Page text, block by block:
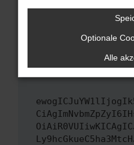
Wende dich an den
Wenn du alle oben
hast, kontaktiere uns
versuchen, das
uns diesen Text
Optionale
Alle